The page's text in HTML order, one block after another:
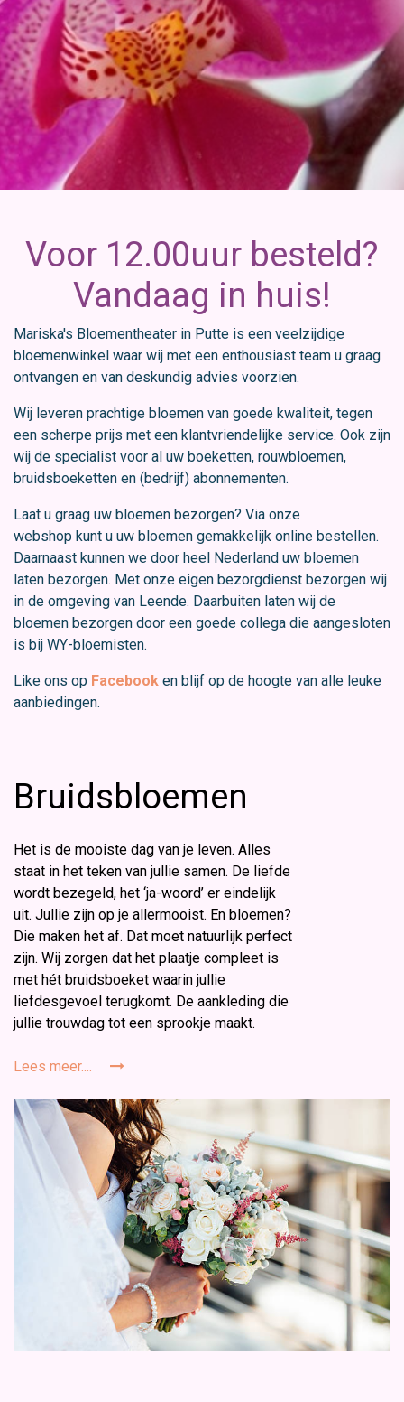
Voor 12.00uur besteld?
Vandaag in huis!
Mariska's Bloementheater in Putte is een veelzijdige
bloemenwinkel waar wij met een enthousiast team u graag
ontvangen en van deskundig advies voorzien.
Wij leveren prachtige bloemen van goede kwaliteit, tegen
een scherpe prijs met een klantvriendelijke service. Ook zijn
wij de specialist voor al uw boeketten, rouwbloemen,
bruidsboeketten en (bedrijf) abonnementen.
Laat u graag uw bloemen bezorgen? Via onze
webshop kunt u uw bloemen gemakkelijk online bestellen.
Daarnaast kunnen we door heel Nederland uw bloemen
laten bezorgen. Met onze eigen bezorgdienst bezorgen wij
in de omgeving van Leende. Daarbuiten laten wij de
bloemen bezorgen door een goede collega die aangesloten
is bij WY-bloemisten.
Like ons op Facebook en blijf op de hoogte van alle leuke
aanbiedingen.
Bruidsbloemen
Het is de mooiste dag van je leven. Alles
staat in het teken van jullie samen. De liefde
wordt bezegeld, het ‘ja-woord’ er eindelijk
uit. Jullie zijn op je allermooist. En bloemen?
Die maken het af. Dat moet natuurlijk perfect
zijn. Wij zorgen dat het plaatje compleet is
met hét bruidsboeket waarin jullie
liefdesgevoel terugkomt. De aankleding die
jullie trouwdag tot een sprookje maakt.
Lees meer....